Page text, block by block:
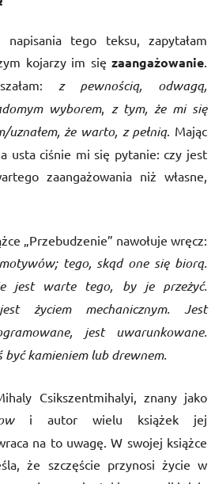
tego teksu, zapytałam
kojarzy im się zaangażowanie.
z pewnością, odwagą,
wyborem, z tym, że mi się
uznałem, że warto, z pełnią. Mając
usta ciśnie mi się pytanie: czy jest
zaangażowania niż własne,
„Przebudzenie” nawołuje wręcz:
tego, skąd one się biorą.
jest warte tego, by je przeżyć.
życiem mechanicznym. Jest
jest uwarunkowane.
być kamieniem lub drewnem.
Csikszentmihalyi, znany jako
i autor wielu książek jej
na to uwagę. W swojej książce
że szczęście przynosi życie w